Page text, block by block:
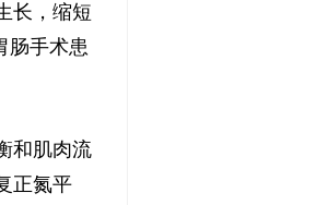
长，缩短
肠手术患
和肌肉流
正氮平